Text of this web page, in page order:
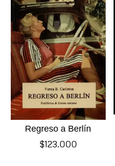
Regreso a Berlín
$123.000